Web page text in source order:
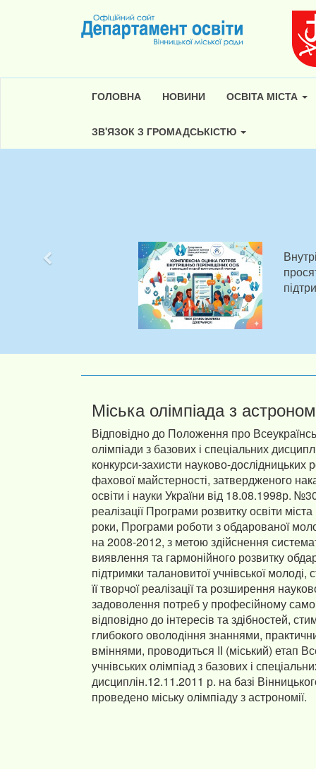
ГОЛОВНА НОВИНИ ОСВІТА МІСТА
ЗВ'ЯЗОК З ГРОМАДСЬКІСТЮ
Міська олімпіада з
Відповідно до Положення про
олімпіади з базових і спеціальних
конкурси-захисти науково-дослідницьких
фахової майстерності, затвердженого
освіти і науки України від 18.08.1998р.
реалізації Програми розвитку освіти
роки, Програми роботи з обдарованої
на 2008-2012, з метою здійснення
виявлення та гармонійного розвитку
підтримки талановитої учнівської
її творчої реалізації та розширення
задоволення потреб у професійному
відповідно до інтересів та здібностей,
глибокого оволодіння знаннями,
вміннями, проводиться ІІ (міський) етап
учнівських олімпіад з базових і
дисциплін.12.11.2011 р. на базі
проведено міську олімпіаду з астрономії.